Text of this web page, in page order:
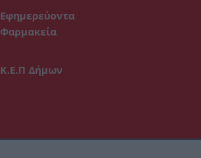
Εφημερεύοντα
Φαρμακεία
Κ.Ε.Π Δήμων